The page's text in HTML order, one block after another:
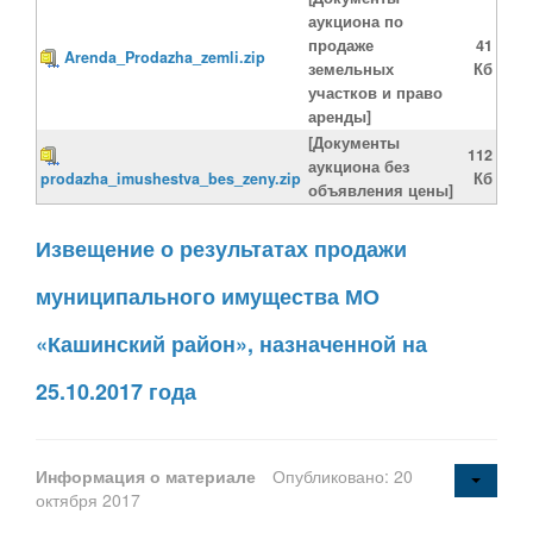
Arenda_Prodazha_zemli.zip
аукциона по
продаже
земельных
участков и право
аренды]
41
Кб
prodazha_imushestva_bes_zeny.zip
[Документы
аукциона без
объявления цены]
112
Кб
Извещение о результатах продажи
муниципального имущества МО
«Кашинский район», назначенной на
25.10.2017 года
Информация о материале
Опубликовано: 20
октября 2017